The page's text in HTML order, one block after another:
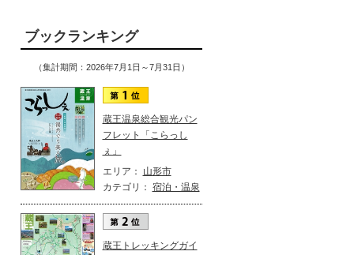
ブックランキング
（集計期間：2026年7月1日～7月31日）
蔵王温泉総合観光パン
フレット「こらっし
ぇ」
エリア：
山形市
カテゴリ： 宿泊・温泉
蔵王トレッキングガイ